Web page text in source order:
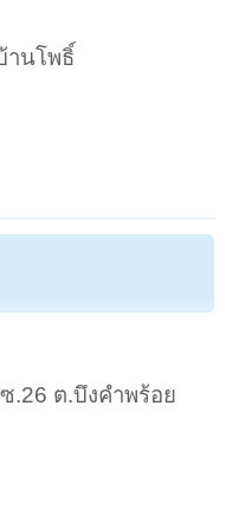
านโพธิ์
.26 ต.บึงคำพร้อย